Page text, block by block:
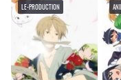
LE-PRODUCTION